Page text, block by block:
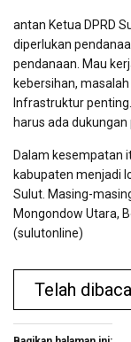
antan Ketua DPRD
diperlukan
pendanaan. Mau
kebersihan,
Infrastruktur
harus ada dukungan
Dalam kesempatan
kabupaten menjadi
Sulut. Masing-
Mongondow Utara,
(sulutonline)
Telah